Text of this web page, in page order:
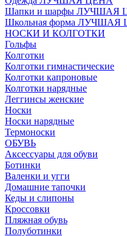
Шапки и шарфы ЛУЧШАЯ
Школьная форма ЛУЧШАЯ
НОСКИ И КОЛГОТКИ
Гольфы
Колготки
Колготки гимнастические
Колготки капроновые
Колготки нарядные
Леггинсы женские
Носки
Носки нарядные
Термоноски
ОБУВЬ
Аксессуары для обуви
Ботинки
Валенки и угги
Домашние тапочки
Кеды и слипоны
Кроссовки
Пляжная обувь
Полуботинки